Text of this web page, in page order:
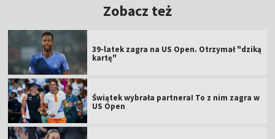
Zobacz też
39-latek zagra na US Open. Otrzymał "dziką
kartę"
Świątek wybrała partnera! To z nim zagra w
US Open